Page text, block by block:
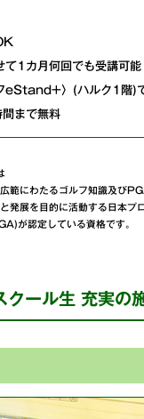
て1カ月何回でも受講可能
eStand+〉(ハルク1階)
まで無料
範にわたるゴルフ知識及び
発展を目的に活動する日本プ
が認定している資格です。
クール生 充実の